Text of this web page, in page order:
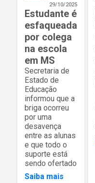
29/10/2025
Estudante é
esfaqueada
por colega
na escola
em MS
Secretaria de
Estado de
Educação
informou que a
briga ocorreu
por uma
desavença
entre as alunas
e que todo o
suporte está
sendo ofertado
Saiba mais